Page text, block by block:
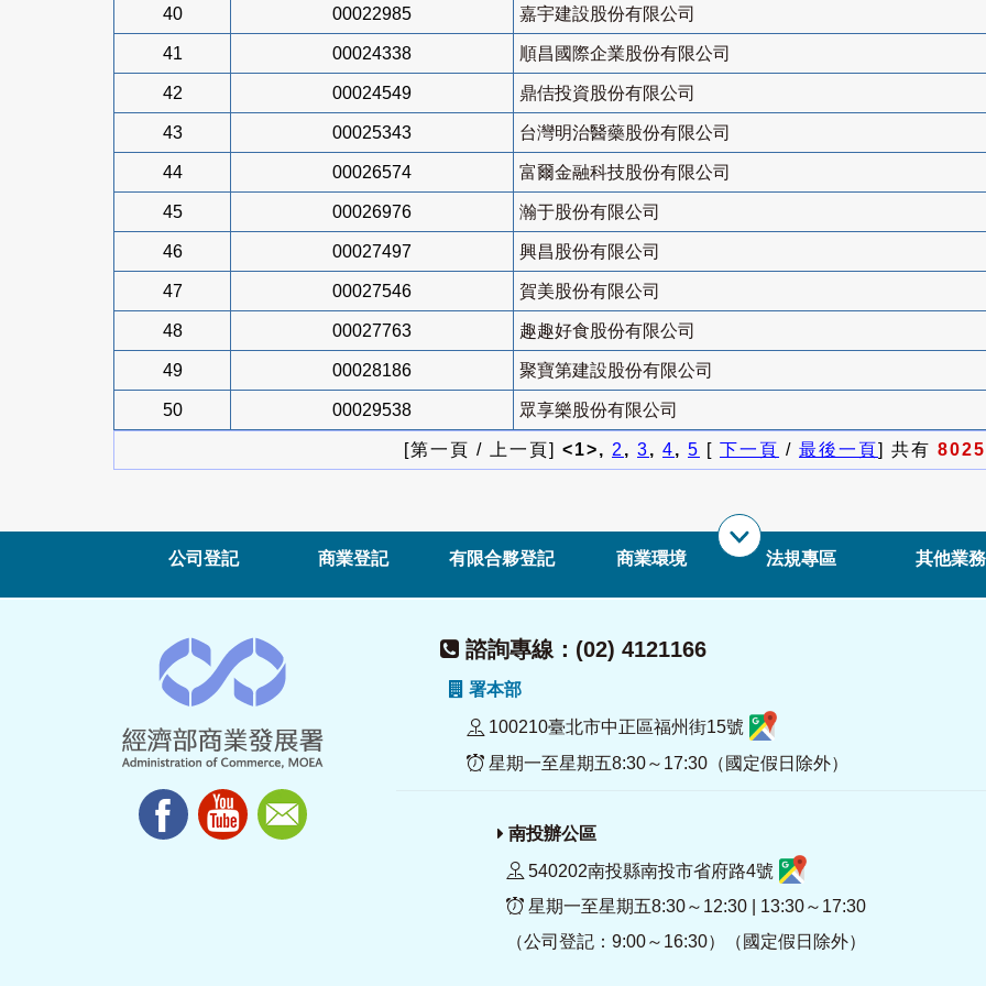
40 00022985 嘉宇建設股份有限公司
41 00024338 順昌國際企業股份有限公司
42 00024549 鼎佶投資股份有限公司
43 00025343 台灣明治醫藥股份有限公司
44 00026574 富爾金融科技股份有限公司
45 00026976 瀚于股份有限公司
46 00027497 興昌股份有限公司
47 00027546 賀美股份有限公司
48 00027763 趣趣好食股份有限公司
49 00028186 聚寶第建設股份有限公司
50 00029538 眾享樂股份有限公司
[第一頁 / 上一頁] <1>, 2, 3, 4, 5 [ 下一頁 / 最後一頁] 共有 8025
公司登記 商業登記 有限合夥登記 商業環境 法規專區 其他業務
諮詢專線：(02) 4121166
署本部
100210臺北市中正區福州街15號
星期一至星期五8:30～17:30（國定假日除外）
南投辦公區
540202南投縣南投市省府路4號
星期一至星期五8:30～12:30 | 13:30～17:30
（公司登記：9:00～16:30）（國定假日除外）